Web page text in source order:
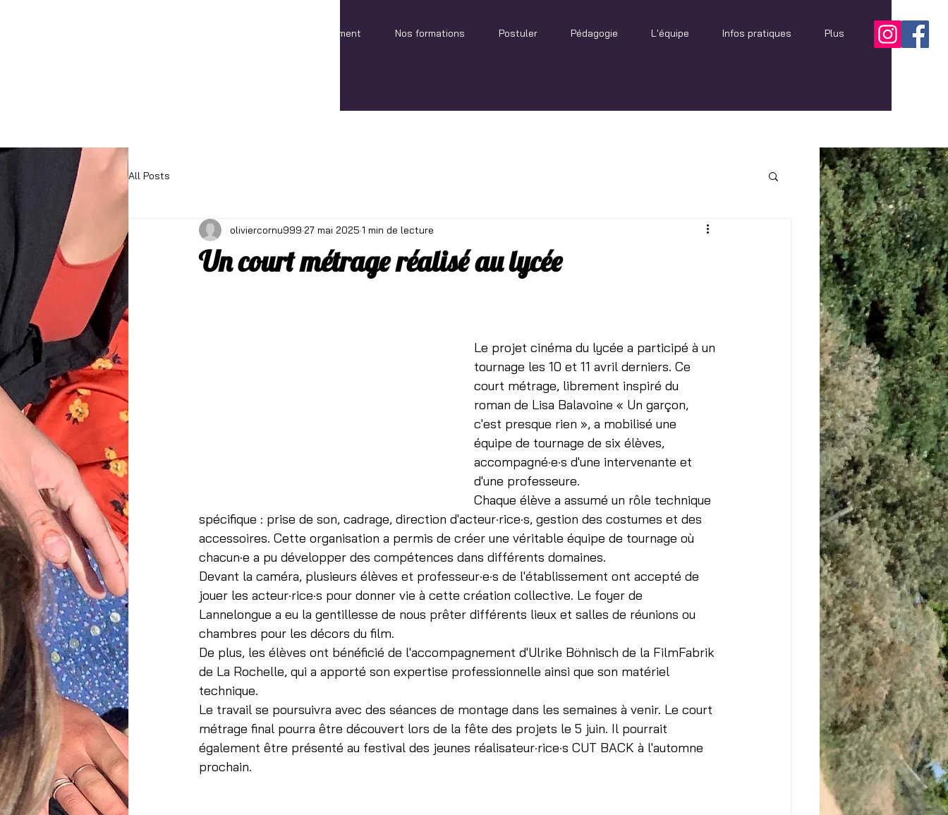
Projet d'établissement Nos formations Postuler Pédagogie L'équipe Infos pratiques Plus
All Posts
Un court métrage réalisé au lycée
oliviercornu999 27 mai 2025 1 min de lecture
Le projet cinéma du lycée a participé à un
tournage les 10 et 11 avril derniers. Ce
court métrage, librement inspiré du
roman de Lisa Balavoine « Un garçon,
c'est presque rien », a mobilisé une
équipe de tournage de six élèves,
accompagné·e·s d'une intervenante et
d'une professeure.
Chaque élève a assumé un rôle technique
spécifique : prise de son, cadrage, direction d'acteur·rice·s, gestion des costumes et des
accessoires. Cette organisation a permis de créer une véritable équipe de tournage où
chacun·e a pu développer des compétences dans différents domaines.
Devant la caméra, plusieurs élèves et professeur·e·s de l'établissement ont accepté de
jouer les acteur·rice·s pour donner vie à cette création collective. Le foyer de
Lannelongue a eu la gentillesse de nous prêter différents lieux et salles de réunions ou
chambres pour les décors du film.
De plus, les élèves ont bénéficié de l'accompagnement d'Ulrike Böhnisch de la FilmFabrik
de La Rochelle, qui a apporté son expertise professionnelle ainsi que son matériel
technique.
Le travail se poursuivra avec des séances de montage dans les semaines à venir. Le court
métrage final pourra être découvert lors de la fête des projets le 5 juin. Il pourrait
également être présenté au festival des jeunes réalisateur·rice·s CUT BACK à l'automne
prochain.